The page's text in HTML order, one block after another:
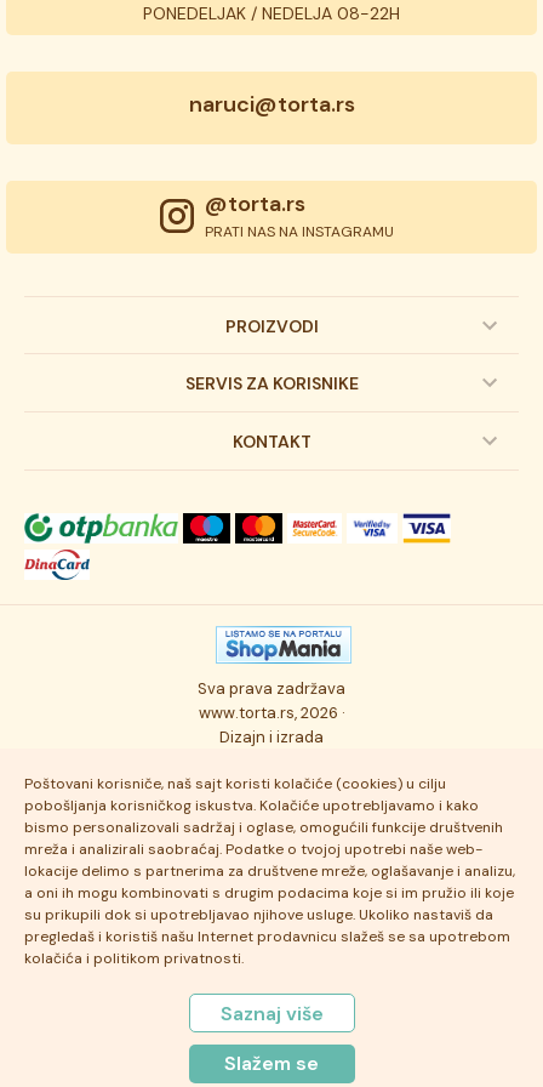
Poštovani korisniče, naš sajt koristi kolačiće (cookies) u cilju
pobošljanja korisničkog iskustva. Kolačiće upotrebljavamo i kako
bismo personalizovali sadržaj i oglase, omogućili funkcije društvenih
mreža i analizirali saobraćaj. Podatke o tvojoj upotrebi naše web-
lokacije delimo s partnerima za društvene mreže, oglašavanje i analizu,
a oni ih mogu kombinovati s drugim podacima koje si im pružio ili koje
su prikupili dok si upotrebljavao njihove usluge. Ukoliko nastaviš da
pregledaš i koristiš našu Internet prodavnicu slažeš se sa upotrebom
kolačića i politikom privatnosti.
Saznaj više
Slažem se
PONEDELJAK / NEDELJA 08-22H
naruci@torta.rs
@torta.rs
PRATI NAS NA INSTAGRAMU
PROIZVODI
Dečije torte
Svadbene torte
Torta klasici
Osmisli tortu
Ukusi torti
SERVIS ZA KORISNIKE
Prijava na newsletter
Dostava robe
Autorska prava
Politika privatnosti
Najčešće postavljana pitanja
KONTAKT
Novosti
Posao
Kontakt
Sva prava zadržava
www.torta.rs, 2026 ·
Dizajn i izrada